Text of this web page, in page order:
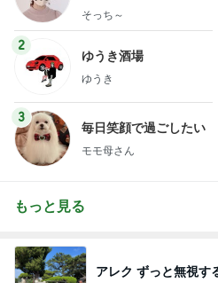
献立
そっち～
2
ゆうき酒場
ゆうき
3
毎日笑顔で過ごしたい
モモ母さん
もっと見る
アレク ずっと無視す